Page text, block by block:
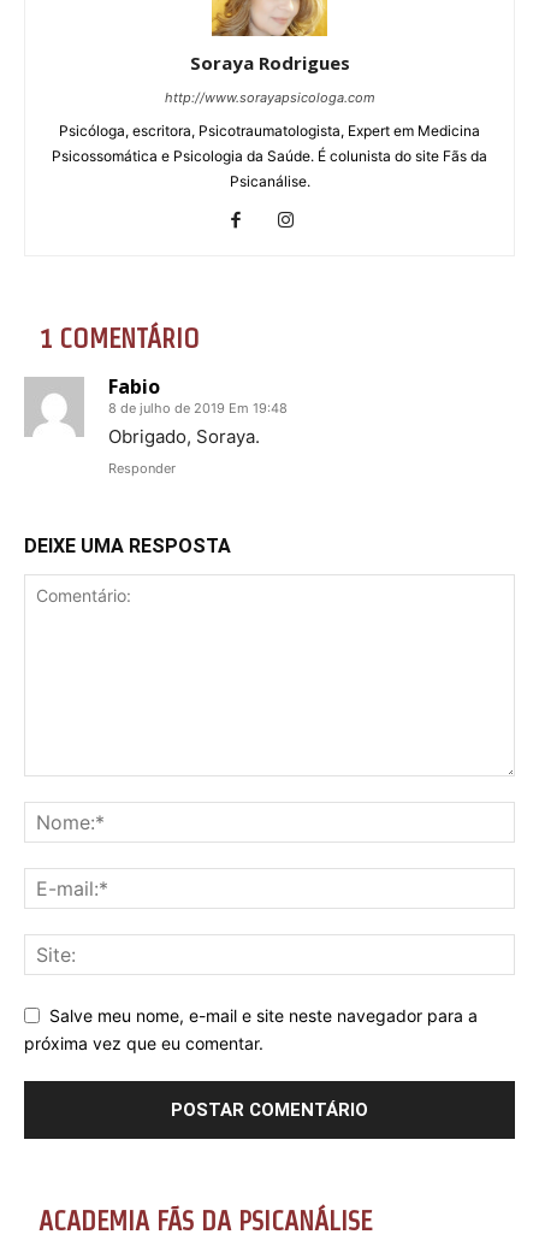
Soraya Rodrigues
http://www.sorayapsicologa.com
Psicóloga, escritora, Psicotraumatologista, Expert em Medicina
Psicossomática e Psicologia da Saúde. É colunista do site Fãs da
Psicanálise.
1 COMENTÁRIO
Fabio
8 de julho de 2019 Em 19:48
Obrigado, Soraya.
Responder
DEIXE UMA RESPOSTA
Salve meu nome, e-mail e site neste navegador para a
próxima vez que eu comentar.
ACADEMIA FÃS DA PSICANÁLISE